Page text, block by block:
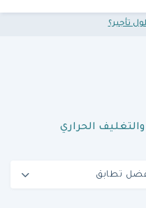
تأجير؟
الحراري
تطابق